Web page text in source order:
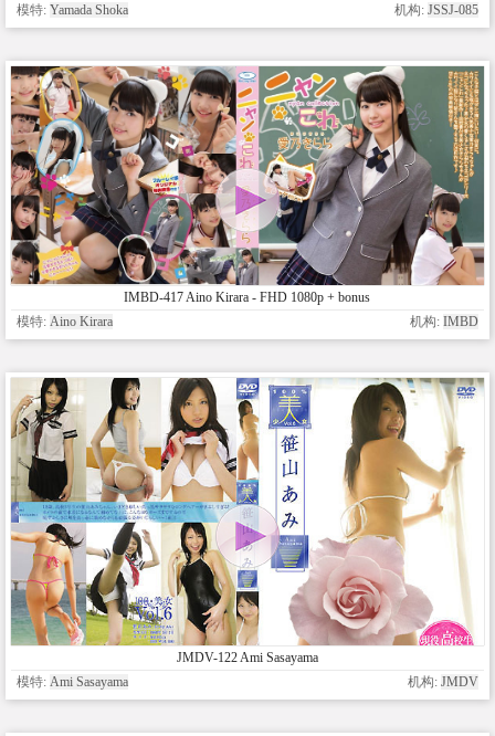
模特: Yamada Shoka 机构: JSSJ-085
IMBD-417 Aino Kirara - FHD 1080p + bonus
模特: Aino Kirara 机构: IMBD
JMDV-122 Ami Sasayama
模特: Ami Sasayama 机构: JMDV